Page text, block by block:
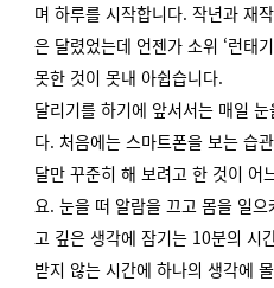
며 하루를 시작합니다. 작년과 재
은 달렸었는데 언젠가 소위 ‘런태
못한 것이 못내 아쉽습니다.
달리기를 하기에 앞서서는 매일
다. 처음에는 스마트폰을 보는 습
달만 꾸준히 해 보려고 한 것이 어
요. 눈을 떠 알람을 끄고 몸을 일
고 깊은 생각에 잠기는 10분의 시
받지 않는 시간에 하나의 생각에